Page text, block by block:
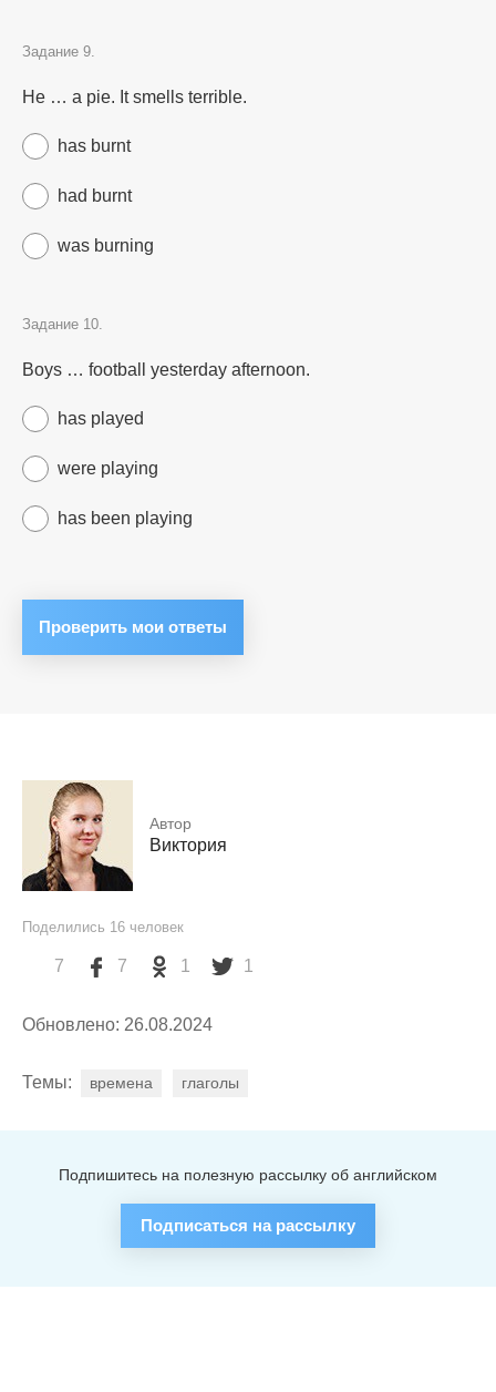
Задание 9.
He … a pie. It smells terrible.
has burnt
had burnt
was burning
Задание 10.
Boys … football yesterday afternoon.
has played
were playing
has been playing
Автор
Виктория
Поделились 16 человек
7 7 1 1
Обновлено: 26.08.2024
Темы: времена глаголы
Подпишитесь на полезную рассылку об английском
Подписаться на рассылку